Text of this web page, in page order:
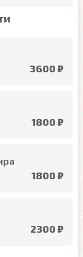
3600 ₽
1800 ₽
1800 ₽
2300 ₽